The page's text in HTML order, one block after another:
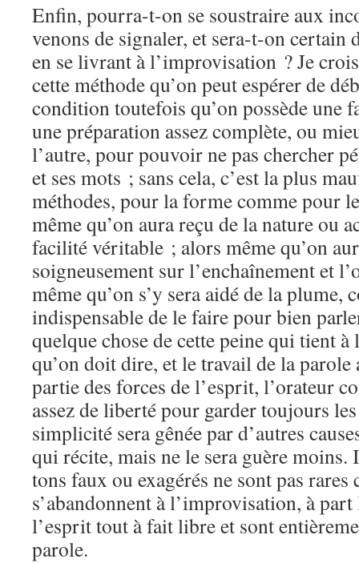
Enfin, pourra-t-on se soustraire aux
venons de signaler, et sera-t-on certain
en se livrant à l’improvisation ? Je
cette méthode qu’on peut espérer de
condition toutefois qu’on possède une
une préparation assez complète, ou
l’autre, pour pouvoir ne pas chercher
et ses mots ; sans cela, c’est la plus
méthodes, pour la forme comme pour
même qu’on aura reçu de la nature ou
facilité véritable ; alors même qu’on
soigneusement sur l’enchaînement et
même qu’on s’y sera aidé de la plume,
indispensable de le faire pour bien
quelque chose de cette peine qui tient à
qu’on doit dire, et le travail de la parole
partie des forces de l’esprit, l’orateur
assez de liberté pour garder toujours
simplicité sera gênée par d’autres
qui récite, mais ne le sera guère moins.
tons faux ou exagérés ne sont pas rares
s’abandonnent à l’improvisation, à
l’esprit tout à fait libre et sont
parole.